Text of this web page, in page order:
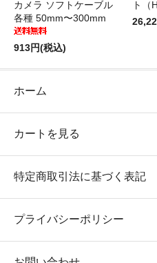
カメラ ソフトケーブル
各種 50mm〜300mm
913円(税込)
ト（
ホーム
カートを見る
特定商取引法に基づく表記
プライバシーポリシー